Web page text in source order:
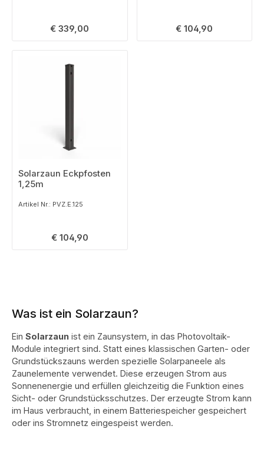
Regulärer Preis:
€ 339,00 Regulärer Preis:
€ 104,90
Solarzaun Eckpfosten
1,25m
Artikel Nr.: PVZ.E.125
Regulärer Preis:
€ 104,90
Was ist ein Solarzaun?
Ein Solarzaun ist ein Zaunsystem, in das Photovoltaik-
Module integriert sind. Statt eines klassischen Garten- oder
Grundstückszauns werden spezielle Solarpaneele als
Zaunelemente verwendet. Diese erzeugen Strom aus
Sonnenenergie und erfüllen gleichzeitig die Funktion eines
Sicht- oder Grundstücksschutzes. Der erzeugte Strom kann
im Haus verbraucht, in einem Batteriespeicher gespeichert
oder ins Stromnetz eingespeist werden.